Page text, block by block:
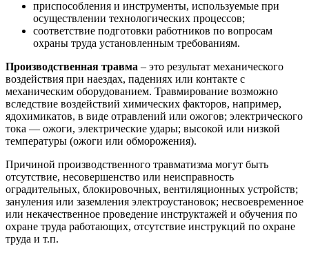
приспособления и инструменты, используемые при
осуществлении технологических процессов;
соответствие подготовки работников по вопросам
охраны труда установленным требованиям.
Производственная травма – это результат механического
воздействия при наездах, падениях или контакте с
механическим оборудованием. Травмирование возможно
вследствие воздействий химических факторов, например,
ядохимикатов, в виде отравлений или ожогов; электрического
тока — ожоги, электрические удары; высокой или низкой
температуры (ожоги или обморожения).
Причиной производственного травматизма могут быть
отсутствие, несовершенство или неисправность
оградительных, блокировочных, вентиляционных устройств;
зануления или заземления электроустановок; несвоевременное
или некачественное проведение инструктажей и обучения по
охране труда работающих, отсутствие инструкций по охране
труда и т.п.